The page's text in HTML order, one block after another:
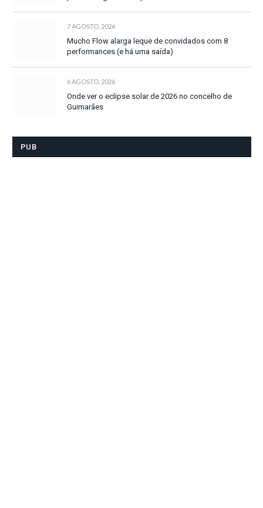
7 AGOSTO, 2026
Mucho Flow alarga leque de convidados com 8
performances (e há uma saída)
6 AGOSTO, 2026
Onde ver o eclipse solar de 2026 no concelho de
Guimarães
PUB